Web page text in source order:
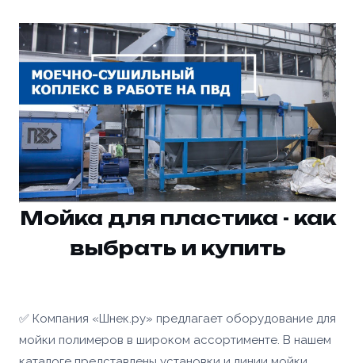
Мойка для пластика - как
выбрать и купить
✅ Компания «Шнек.ру» предлагает оборудование для
мойки полимеров в широком ассортименте. В нашем